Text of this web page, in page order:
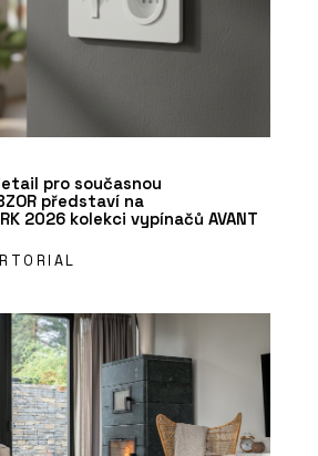
pro současnou
představí na
2026 kolekci vypínačů AVANT